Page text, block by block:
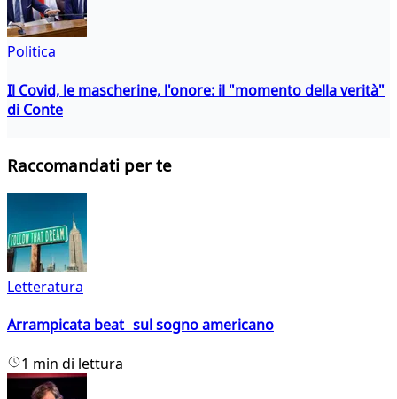
Politica
Il Covid, le mascherine, l'onore: il "momento della verità"
di Conte
Raccomandati per te
Letteratura
Arrampicata beat sul sogno americano
1 min di lettura